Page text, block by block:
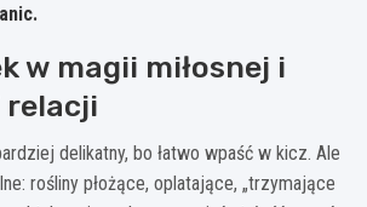
w magii miłosnej i
relacji
delikatny, bo łatwo wpaść w kicz. Ale
rośliny płożące, oplatające, „trzymające